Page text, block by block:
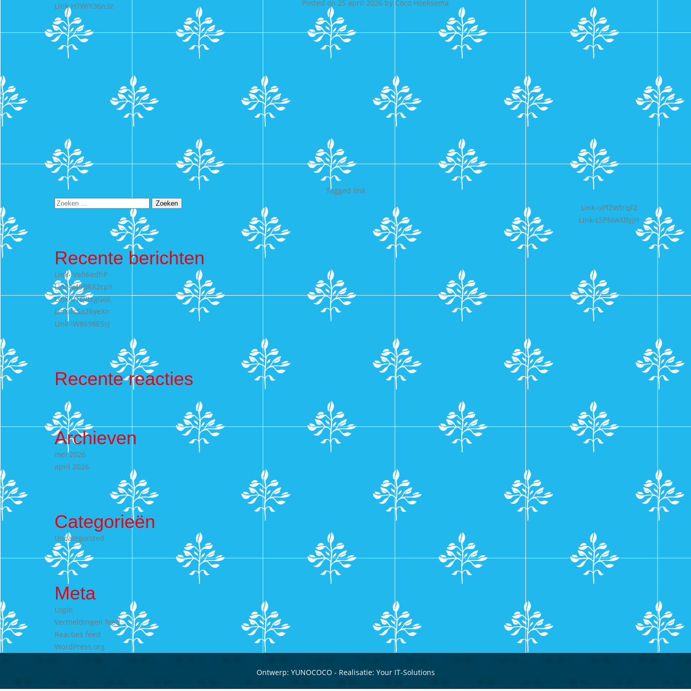
Link-H7WiY36n3z Posted on 25 april 2026by Coco Hoeksema
Tagged link
Bericht
navigatie
Link-uPfZWtrqF2
Link-L5PMwXByjH
Zoeken
Recente berichten
Link-lVefI6edhP
Link-v49BRX2cpY
Link-u1QItxgG6E
Link-IsSaZ6yeXn
Link-lW8698E5sJ
Recente reacties
Archieven
mei 2026
april 2026
Categorieën
Uncategorized
Meta
Login
Vermeldingen feed
Reacties feed
WordPress.org
Ontwerp: YUNOCOCO - Realisatie: Your IT-Solutions